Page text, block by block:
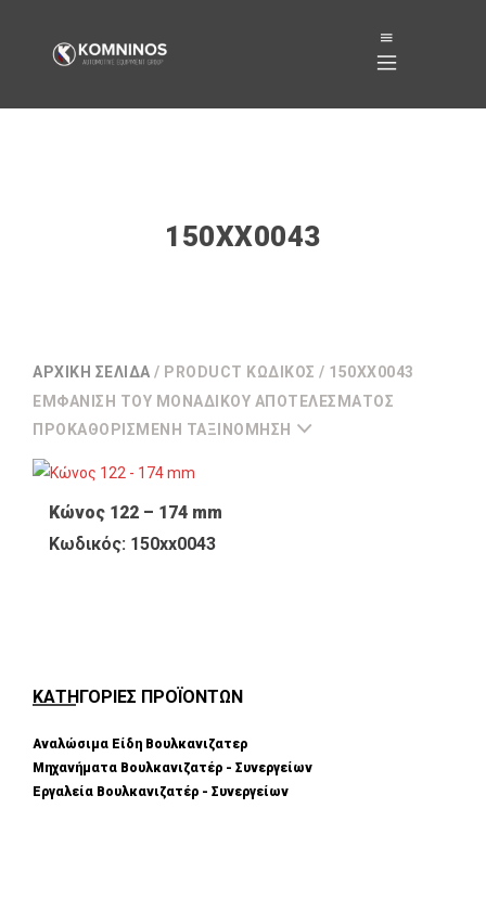
150XX0043
ΑΡΧΙΚΉ ΣΕΛΊΔΑ / PRODUCT ΚΩΔΙΚΌΣ / 150XX0043
ΕΜΦΆΝΙΣΗ ΤΟΥ ΜΟΝΑΔΙΚΟΎ ΑΠΟΤΕΛΈΣΜΑΤΟΣ
ΠΡΟΚΑΘΟΡΙΣΜΈΝΗ ΤΑΞΙΝΌΜΗΣΗ
Κώνος 122 – 174 mm
Κωδικός: 150xx0043
ΚΑΤΗΓΟΡΙΕΣ ΠΡΟΪΟΝΤΩΝ
Αναλώσιμα Είδη Βουλκανιζατερ
Μηχανήματα Βουλκανιζατέρ - Συνεργείων
Εργαλεία Βουλκανιζατέρ - Συνεργείων